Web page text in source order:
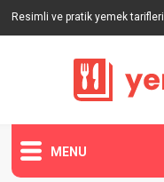
Resimli ve pratik yemek tarifleri
MENU